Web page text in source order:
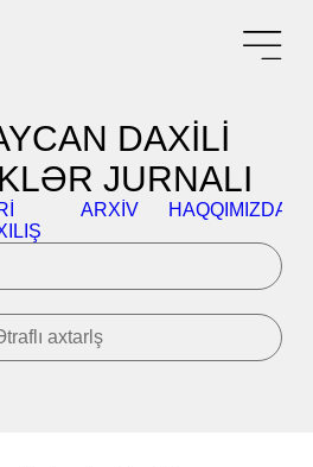
DAXİLİ
JURNALI
ARXIV HAQQIMIZDA
axtarlş